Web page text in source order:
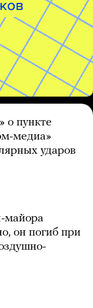
о пункте
медиа»
ударов
майора
он погиб при